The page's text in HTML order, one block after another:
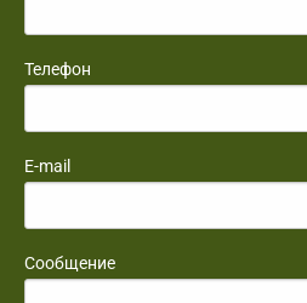
Телефон
E-mail
Сообщение